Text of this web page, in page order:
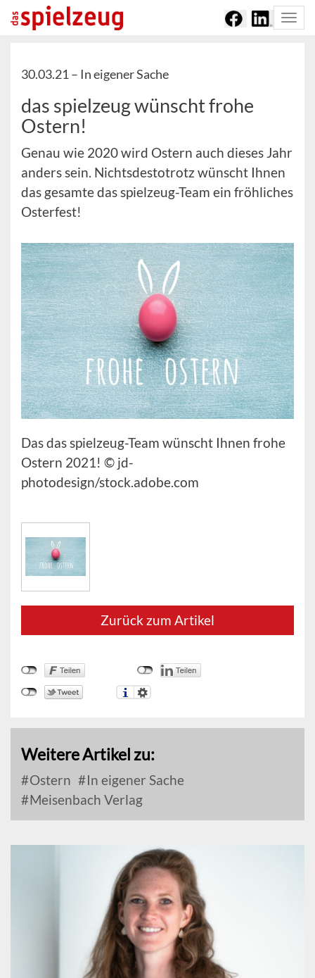
30.03.21 – In eigener Sache
das spielzeug wünscht frohe
Ostern!
Genau wie 2020 wird Ostern auch dieses Jahr
anders sein. Nichtsdestotrotz wünscht Ihnen
das gesamte das spielzeug-Team ein fröhliches
Osterfest!
Das das spielzeug-Team wünscht Ihnen frohe
Ostern 2021! © jd-
photodesign/stock.adobe.com
Zurück zum Artikel
Weitere Artikel zu:
Ostern
In eigener Sache
Meisenbach Verlag